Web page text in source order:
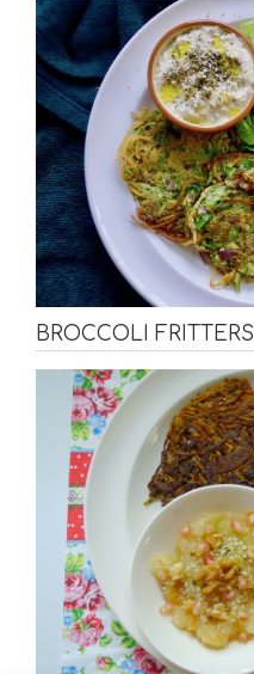
BROCCOLI FRITTERS